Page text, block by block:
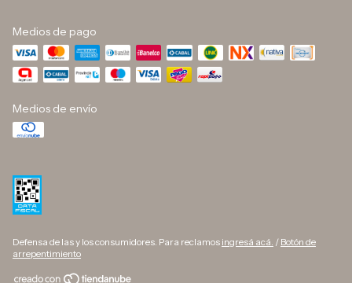
Medios de pago
Medios de envío
Defensa de las y los consumidores. Para reclamos ingresá acá. / Botón de
arrepentimiento